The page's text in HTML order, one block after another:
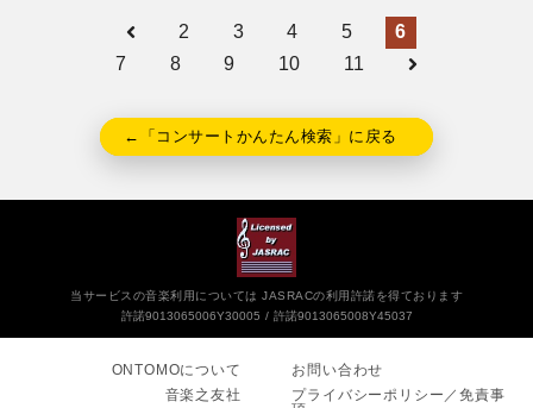
2 3 4 5
6
7
8 9 10 11
←「コンサートかんたん検索」に戻る
当サービスの音楽利用については JASRACの利用許諾を得ております
許諾9013065006Y30005
許諾9013065008Y45037
ONTOMOについて
音楽之友社
お問い合わせ
プライバシーポリシー／免責事